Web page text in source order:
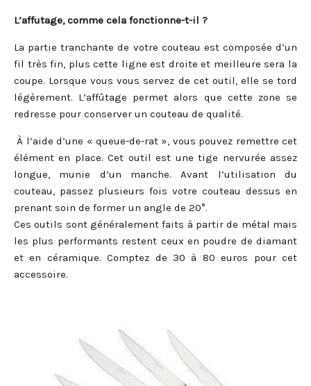
L’affutage, comme cela fonctionne-t-il ?
La partie tranchante de votre couteau est composée d’un
fil très fin, plus cette ligne est droite et meilleure sera la
coupe. Lorsque vous vous servez de cet outil, elle se tord
légèrement. L’affûtage permet alors que cette zone se
redresse pour conserver un couteau de qualité.
À l’aide d’une « queue-de-rat », vous pouvez remettre cet
élément en place. Cet outil est une tige nervurée assez
longue, munie d’un manche. Avant l’utilisation du
couteau, passez plusieurs fois votre couteau dessus en
prenant soin de former un angle de 20°.
Ces outils sont généralement faits à partir de métal mais
les plus performants restent ceux en poudre de diamant
et en céramique. Comptez de 30 à 80 euros pour cet
accessoire.